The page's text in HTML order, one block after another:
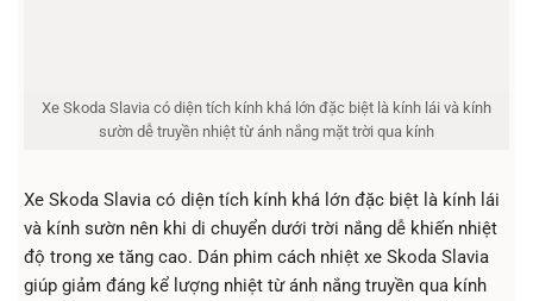
Xe Skoda Slavia có diện tích kính khá lớn đặc biệt là kính lái và kính
sườn dễ truyền nhiệt từ ánh nắng mặt trời qua kính
Xe Skoda Slavia có diện tích kính khá lớn đặc biệt là kính lái
và kính sườn nên khi di chuyển dưới trời nắng dễ khiến nhiệt
độ trong xe tăng cao. Dán phim cách nhiệt xe Skoda Slavia
giúp giảm đáng kể lượng nhiệt từ ánh nắng truyền qua kính